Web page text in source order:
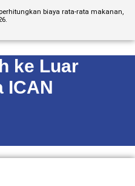
biaya rata-rata makanan,
ke Luar
ICAN